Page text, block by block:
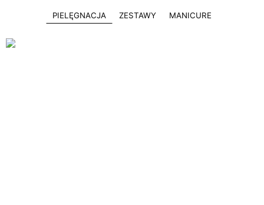
PIELĘGNACJA ZESTAWY MANICURE